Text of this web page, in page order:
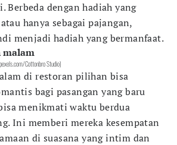
Berbeda dengan hadiah yang
hanya sebagai pajangan,
menjadi hadiah yang bermanfaat.
malam
Cottonbro Studio)
di restoran pilihan bisa
bagi pasangan yang baru
menikmati waktu berdua
Ini memberi mereka kesempatan
di suasana yang intim dan